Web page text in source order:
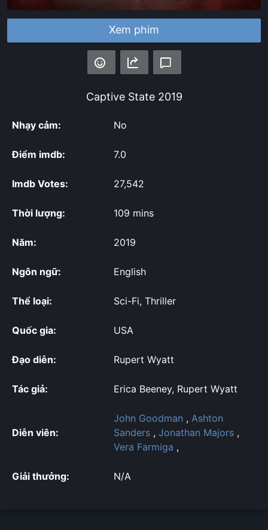
Xem phim
Captive State2019
Nhạy cảm: No
Điểm imdb: 7.0
Imdb Votes: 27,542
Thời lượng: 109 mins
Năm: 2019
Ngôn ngữ: English
Thể loại: Sci-Fi, Thriller
Quốc gia: USA
Đạo diễn: Rupert Wyatt
Tác giả: Erica Beeney, Rupert Wyatt
Diễn viên:
John Goodman , Ashton
Sanders , Jonathan Majors ,
Vera Farmiga ,
Giải thưởng: N/A